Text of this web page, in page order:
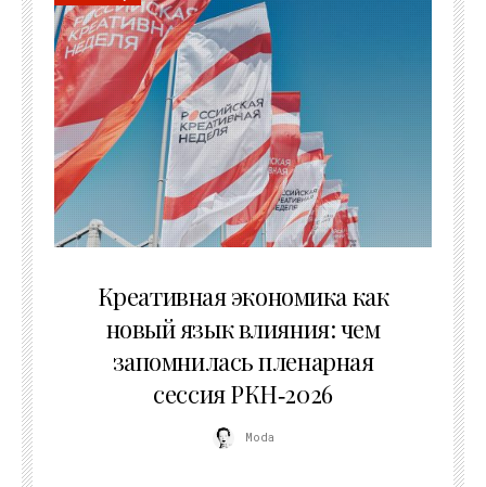
Креативная экономика как
новый язык влияния: чем
запомнилась пленарная
сессия РКН‑2026
Moda